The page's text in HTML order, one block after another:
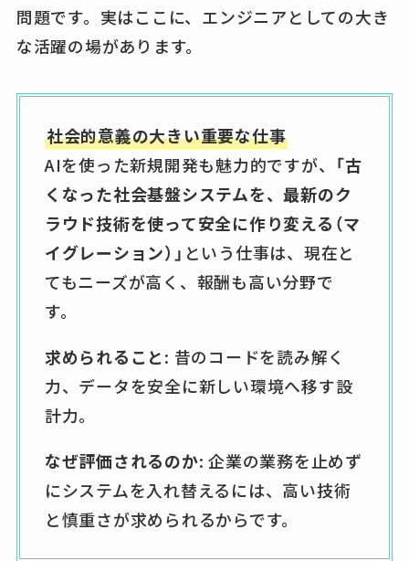
問題です。実はここに、エンジニアとしての大き
な活躍の場があります。
社会的意義の大きい重要な仕事
AIを使った新規開発も魅力的ですが、 「古
くなった社会基盤システムを、最新のク
ラウド技術を使って安全に作り変える（マ
イグレーション）」 という仕事は、現在と
てもニーズが高く、報酬も高い分野で
す。
求められること: 昔のコードを読み解く
力、データを安全に新しい環境へ移す設
計力。
なぜ評価されるのか: 企業の業務を止めず
にシステムを入れ替えるには、高い技術
と慎重さが求められるからです。